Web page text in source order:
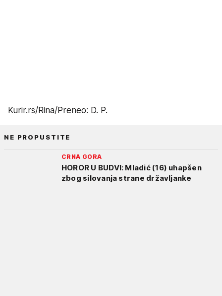
Kurir.rs/Rina/Preneo: D. P.
NE PROPUSTITE
CRNA GORA
HOROR U BUDVI: Mladić (16) uhapšen
zbog silovanja strane državljanke